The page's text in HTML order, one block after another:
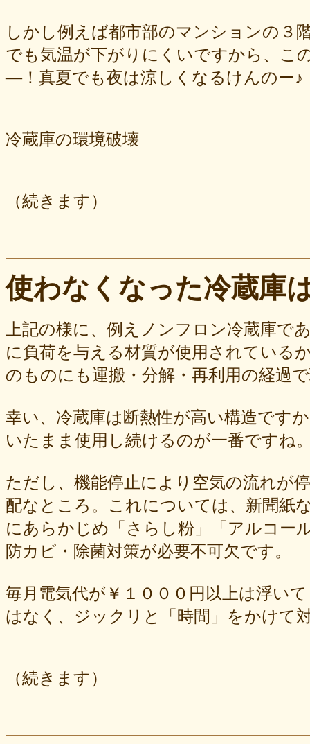
しかし例えば都市部のマンションの３
でも気温が下がりにくいですから、こ
—！真夏でも夜は涼しくなるけんのー♪
冷蔵庫の環境破壊
（続きます）
使わなくなった冷蔵庫
上記の様に、例えノンフロン冷蔵庫で
に負荷を与える材質が使用されている
のものにも運搬・分解・再利用の経過
幸い、冷蔵庫は断熱性が高い構造です
いたまま使用し続けるのが一番ですね
ただし、機能停止により空気の流れが
配なところ。これについては、新聞紙
にあらかじめ「さらし粉」「アルコー
防カビ・除菌対策が必要不可欠です。
毎月電気代が￥１０００円以上は浮い
はなく、ジックリと「時間」をかけて
（続きます）